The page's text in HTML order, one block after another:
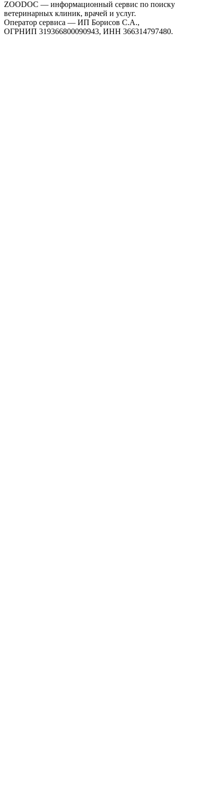
ZOODOC — информационный сервис по поиску
ветеринарных клиник, врачей и услуг.
Оператор сервиса — ИП Борисов С.А.,
ОГРНИП 319366800090943, ИНН 366314797480.